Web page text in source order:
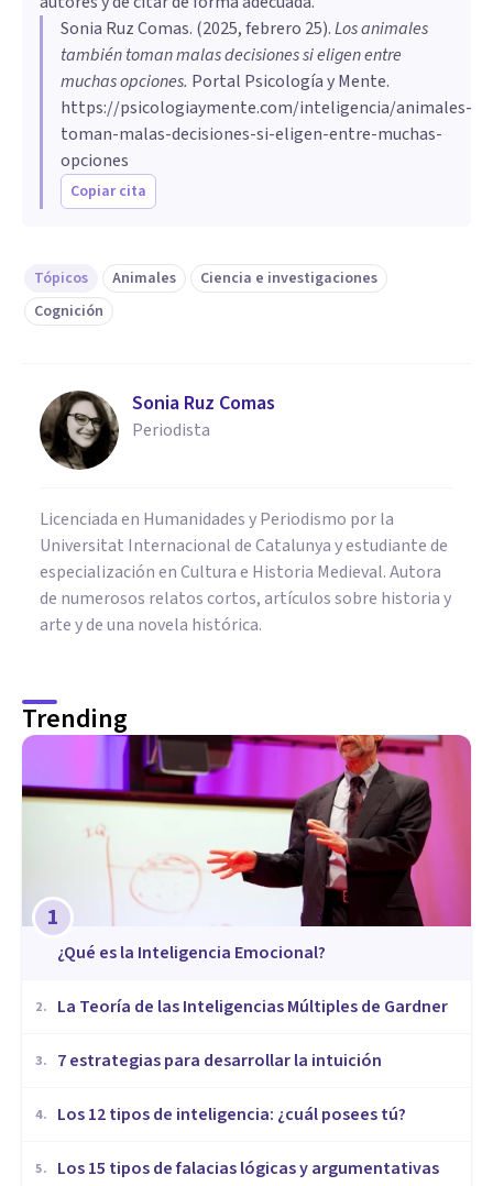
Sonia Ruz Comas. (2025, febrero 25).Los animales
también toman malas decisiones si eligen entre
muchas opciones. Portal Psicología y Mente.
https://psicologiaymente.com/inteligencia/animales-
toman-malas-decisiones-si-eligen-entre-muchas-
opciones
Copiar cita
Tópicos Animales
Ciencia e investigaciones
Cognición
Sonia Ruz Comas
Periodista
Licenciada en Humanidades y Periodismo por la
Universitat Internacional de Catalunya y estudiante de
especialización en Cultura e Historia Medieval. Autora
de numerosos relatos cortos, artículos sobre historia y
arte y de una novela histórica.
Trending
1
¿Qué es la Inteligencia Emocional?
2. La Teoría de las Inteligencias Múltiples de Gardner
3. 7 estrategias para desarrollar la intuición
4. Los 12 tipos de inteligencia: ¿cuál posees tú?
5. Los 15 tipos de falacias lógicas y argumentativas